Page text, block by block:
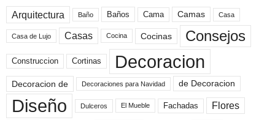
Arquitectura Baño Baños Cama Camas Casa
Casa de Lujo Casas Cocina Cocinas Consejos
Construccion Cortinas Decoracion
Decoracion de Decoraciones para Navidad de Decoracion
Diseño Dulceros El Mueble Fachadas Flores